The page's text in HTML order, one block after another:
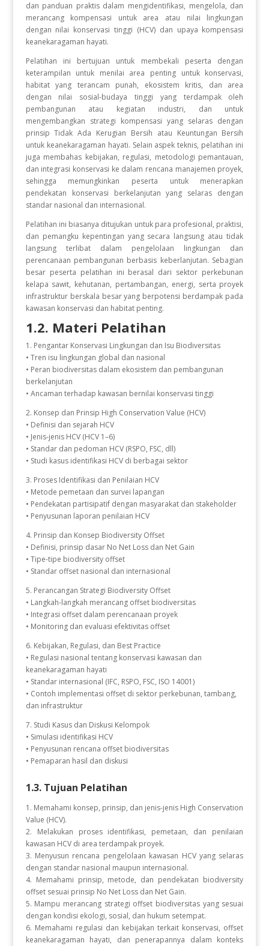
dan panduan praktis dalam mengidentifikasi, mengelola, dan
merancang kompensasi untuk area atau nilai lingkungan
dengan nilai konservasi tinggi (HCV) dan upaya kompensasi
keanekaragaman hayati.
Pelatihan ini bertujuan untuk membekali peserta dengan
keterampilan untuk menilai area penting untuk konservasi,
habitat yang terancam punah, ekosistem kritis, dan area
dengan nilai sosial-budaya tinggi yang terdampak oleh
pembangunan atau kegiatan industri, dan untuk
mengembangkan strategi kompensasi yang selaras dengan
prinsip Tidak Ada Kerugian Bersih atau Keuntungan Bersih
untuk keanekaragaman hayati. Selain aspek teknis, pelatihan ini
juga membahas kebijakan, regulasi, metodologi pemantauan,
dan integrasi konservasi ke dalam rencana manajemen proyek,
sehingga memungkinkan peserta untuk menerapkan
pendekatan konservasi berkelanjutan yang selaras dengan
standar nasional dan internasional.
Pelatihan ini biasanya ditujukan untuk para profesional, praktisi,
dan pemangku kepentingan yang secara langsung atau tidak
langsung terlibat dalam pengelolaan lingkungan dan
perencanaan pembangunan berbasis keberlanjutan. Sebagian
besar peserta pelatihan ini berasal dari sektor perkebunan
kelapa sawit, kehutanan, pertambangan, energi, serta proyek
infrastruktur berskala besar yang berpotensi berdampak pada
kawasan konservasi dan habitat penting.
1.2. Materi Pelatihan
1. Pengantar Konservasi Lingkungan dan Isu Biodiversitas
• Tren isu lingkungan global dan nasional
• Peran biodiversitas dalam ekosistem dan pembangunan
berkelanjutan
• Ancaman terhadap kawasan bernilai konservasi tinggi
2. Konsep dan Prinsip High Conservation Value (HCV)
• Definisi dan sejarah HCV
• Jenis-jenis HCV (HCV 1–6)
• Standar dan pedoman HCV (RSPO, FSC, dll)
• Studi kasus identifikasi HCV di berbagai sektor
3. Proses Identifikasi dan Penilaian HCV
• Metode pemetaan dan survei lapangan
• Pendekatan partisipatif dengan masyarakat dan stakeholder
• Penyusunan laporan penilaian HCV
4. Prinsip dan Konsep Biodiversity Offset
• Definisi, prinsip dasar No Net Loss dan Net Gain
• Tipe-tipe biodiversity offset
• Standar offset nasional dan internasional
5. Perancangan Strategi Biodiversity Offset
• Langkah-langkah merancang offset biodiversitas
• Integrasi offset dalam perencanaan proyek
• Monitoring dan evaluasi efektivitas offset
6. Kebijakan, Regulasi, dan Best Practice
• Regulasi nasional tentang konservasi kawasan dan
keanekaragaman hayati
• Standar internasional (IFC, RSPO, FSC, ISO 14001)
• Contoh implementasi offset di sektor perkebunan, tambang,
dan infrastruktur
7. Studi Kasus dan Diskusi Kelompok
• Simulasi identifikasi HCV
• Penyusunan rencana offset biodiversitas
• Pemaparan hasil dan diskusi
1.3. Tujuan Pelatihan
1. Memahami konsep, prinsip, dan jenis-jenis High Conservation
Value (HCV).
2. Melakukan proses identifikasi, pemetaan, dan penilaian
kawasan HCV di area terdampak proyek.
3. Menyusun rencana pengelolaan kawasan HCV yang selaras
dengan standar nasional maupun internasional.
4. Memahami prinsip, metode, dan pendekatan biodiversity
offset sesuai prinsip No Net Loss dan Net Gain.
5. Mampu merancang strategi offset biodiversitas yang sesuai
dengan kondisi ekologi, sosial, dan hukum setempat.
6. Memahami regulasi dan kebijakan terkait konservasi, offset
keanekaragaman hayati, dan penerapannya dalam konteks